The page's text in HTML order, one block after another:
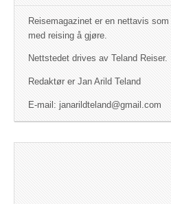
Reisemagazinet er en nettavis
med reising å gjøre.
Nettstedet drives av Teland Reiser.
Redaktør er Jan Arild Teland
E-mail: janarildteland@gmail.com